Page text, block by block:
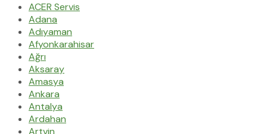
ACER Servis
Adana
Adıyaman
Afyonkarahisar
Ağrı
Aksaray
Amasya
Ankara
Antalya
Ardahan